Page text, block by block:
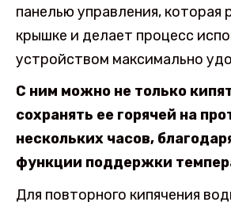
панелью управления, которая
крышке и делает процесс
устройством максимально
С ним можно не только
сохранять ее горячей на
нескольких часов,
функции поддержки
Для повторного кипячения